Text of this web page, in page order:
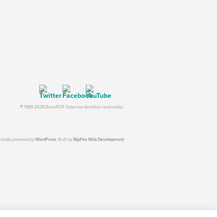
© 1999-2026 BrainPOP. Todos los derechos reservados.
powered byWordPress. Built bySlipFire Web Development